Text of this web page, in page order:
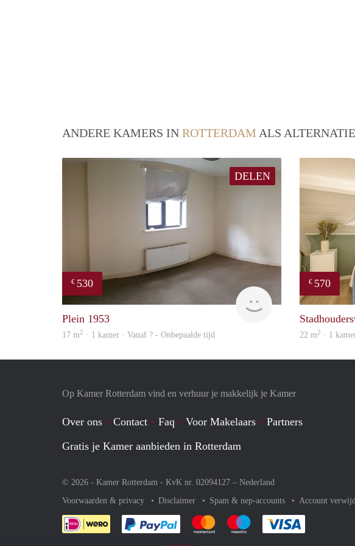
ANDERE KAMERS IN ROTTERDAM ALS
DELEN
€ 530
Plein 1953
17 m2 · 1 kamer · Vanaf ? - Onbepaalde tijd
€ 570
22 m2 · 1
Op Kamer Rotterdam vind en verhuur je makkelijk je Kamer
Over ons Contact Faq Voor Makelaars
Partners
Gratis je Kamer aanbieden in Rotterdam
© 2026 - Kamer Rotterdam - KvK nr. 02094127 – Nederland
Voorwaarden & privacy
Disclaimer Spam & nep-accounts Account
Je rekent gemakkelijk af met Paypal
Je rekent gemakkelijk af met Mastercard
Je rekent gemakkelijk af met